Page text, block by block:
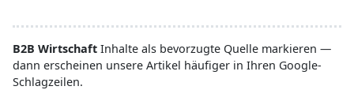
B2B Wirtschaft Inhalte als bevorzugte Quelle markieren —
dann erscheinen unsere Artikel häufiger in Ihren Google-
Schlagzeilen.